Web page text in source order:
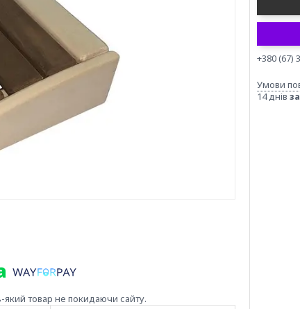
який товар не покидаючи сайту.
+380 (67)
14 днів